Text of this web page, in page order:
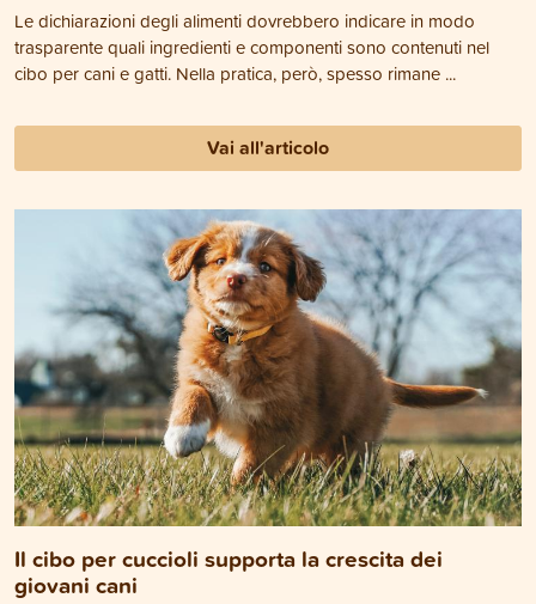
Le dichiarazioni degli alimenti dovrebbero indicare in modo
trasparente quali ingredienti e componenti sono contenuti nel
cibo per cani e gatti. Nella pratica, però, spesso rimane ...
Vai all'articolo
Il cibo per cuccioli supporta la crescita dei
giovani cani